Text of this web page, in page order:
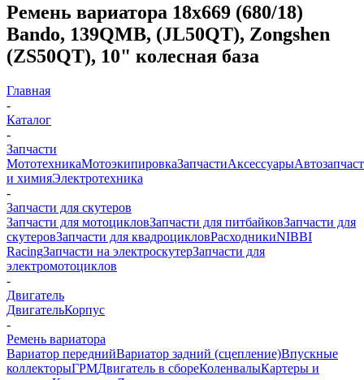
Ремень вариатора 18x669 (680/18)
Bando, 139QMB, (JL50QT), Zongshen
(ZS50QT), 10" колесная база
Главная
-
Каталог
-
Запчасти
МототехникаМотоэкипировкаЗапчастиАксессуары
и химияЭлектротехника
-
Запчасти для скутеров
Запчасти для мотоцикловЗапчасти для питбайковЗапчасти для
скутеровЗапчасти для квадроцикловРасходникиNIBBI
RacingЗапчасти на электроскутерЗапчасти для
электромотоциклов
-
Двигатель
ДвигательКорпус
-
Ремень вариатора
Вариатор переднийВариатор задний (сцепление)Впускные
коллекторыГРМДвигатель в сбореКоленвалыКартеры и